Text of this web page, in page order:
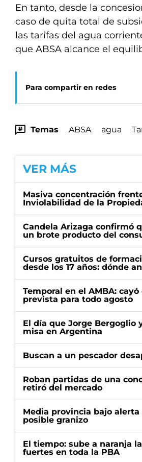
En tanto, desde la
caso de quita total de
las tarifas del agua
que ABSA alcance el
Para compartir en redes
Temas ABSA agua
VER MÁS
Masiva concentración
Inviolabilidad de la
Candela Arizaga confirmó
un brote producto del
Cursos gratuitos de
desde los 17 años: dónde
Temporal en el AMBA:
prevista para todo agosto
El día que Jorge Bergoglio
misa en Argentina
Buscan a un pescador
Roban partidas de una
retiró del mercado
Media provincia bajo
posible granizo
El tiempo: sube a naranja
fuertes en toda la PBA